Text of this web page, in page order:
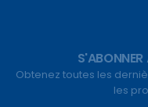
S'ABONNER
Obtenez toutes les
les